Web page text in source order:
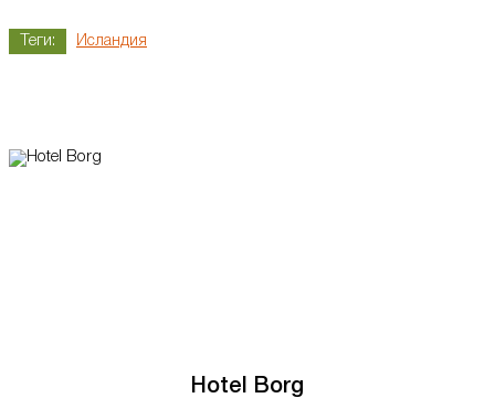
Теги: Исландия
Hotel Borg